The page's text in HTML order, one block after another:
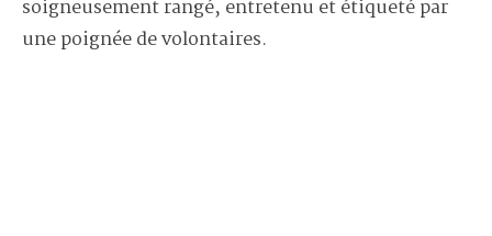
soigneusement rangé, entretenu et étiqueté par
une poignée de volontaires.